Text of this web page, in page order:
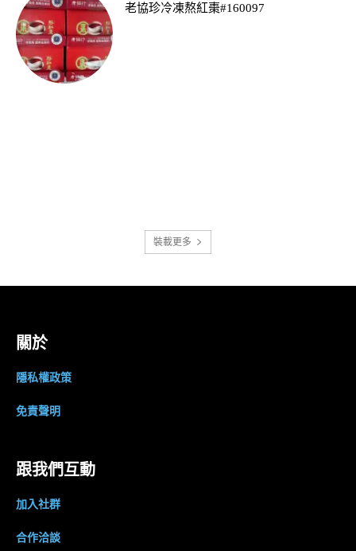
老協珍冷凍熬紅棗#160097
裝載更多
關於
隱私權政策
免責聲明
跟我們互動
加入社群
合作洽談